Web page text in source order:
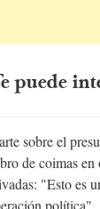
puede
sobre el
de coimas en
"Esto es
política"